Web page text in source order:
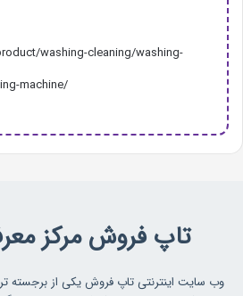
washing-cleaning/washing-
machine/
تاپ فروش مرکز
وب سایت اینترنتی تاپ فروش یکی از برجسته